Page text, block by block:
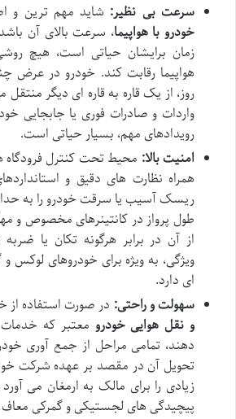
سرعت بی نظیر: شاید مهم ترین و
خودرو با هواپیما، سرعت بالای آن
زمان برایشان حیاتی است، هیچ
هواپیما رقابت کند. خودرو در عرض
روز، از یک قاره به قاره ای دیگر
واردات و صادرات فوری یا جابجایی
رویدادهای مهم، بسیار حیاتی است.
امنیت بالا: محیط تحت کنترل فرودگاه
همراه نظارت های دقیق و
ریسک آسیب یا سرقت خودرو را به
طول پرواز در کانتینرهای مخصوص و
از آن در برابر هرگونه تکان یا
ویژگی، به ویژه برای خودروهای لوکس
ای دارد.
سهولت و راحتی: در صورت استفاده از
و نقل هوایی خودرو معتبر که
دهند، تمامی مراحل از جمع آوری
تحویل آن در مقصد بر عهده شرکت
زیادی را برای مالک به ارمغان می
پیچیدگی های لجستیکی و گمرکی